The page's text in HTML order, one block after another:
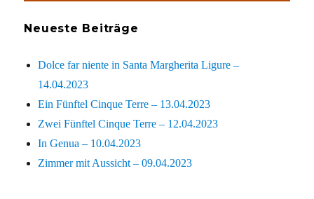
Neueste Beiträge
Dolce far niente in Santa Margherita Ligure –
14.04.2023
Ein Fünftel Cinque Terre – 13.04.2023
Zwei Fünftel Cinque Terre – 12.04.2023
In Genua – 10.04.2023
Zimmer mit Aussicht – 09.04.2023